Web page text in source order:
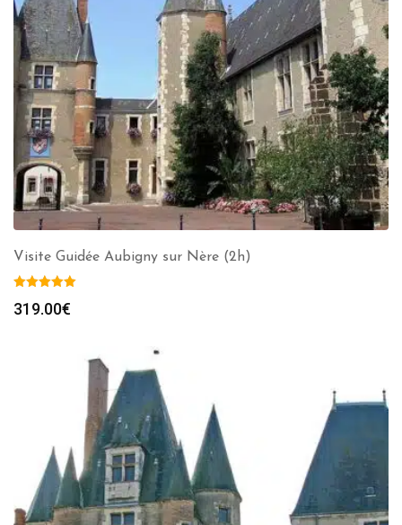
Visite Guidée Aubigny sur Nère (2h)
319.00€